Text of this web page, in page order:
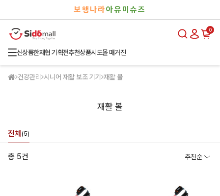
보행나라아유미슈즈
0
신상품한재협 기획전추천상품시도몰 매거진
건강관리 시니어 재활 보조 기기 재활 볼
재활 볼
전체 (5)
총 5건 추천순